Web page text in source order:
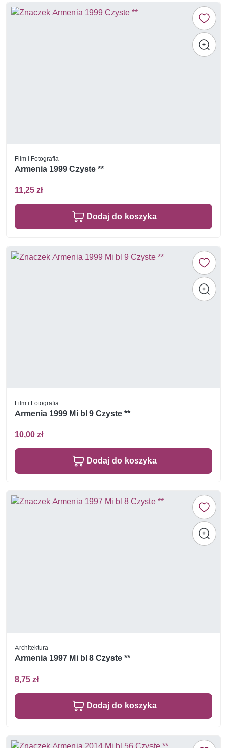
Film i Fotografia
Armenia 1999 Czyste **
11,25 zł
Dodaj do koszyka
Film i Fotografia
Armenia 1999 Mi bl 9 Czyste **
10,00 zł
Dodaj do koszyka
Architektura
Armenia 1997 Mi bl 8 Czyste **
8,75 zł
Dodaj do koszyka